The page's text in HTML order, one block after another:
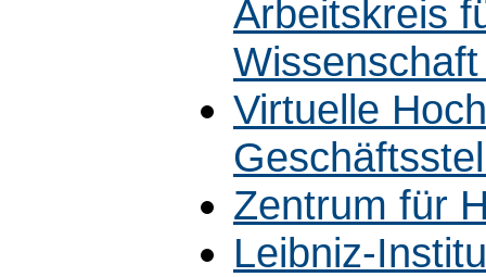
Arbeitskreis
Virtuelle
Zentrum für
Leibniz-